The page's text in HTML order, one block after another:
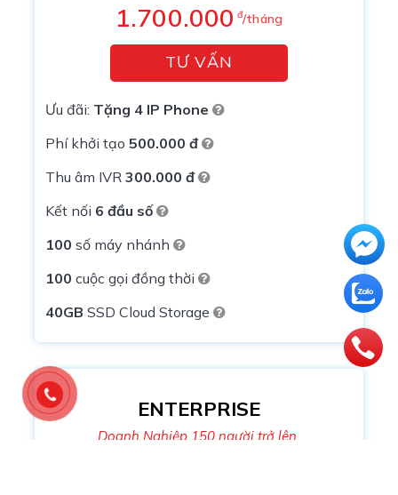
1.700.000đ/tháng
TƯ VẤN
Ưu đãi: Tặng 4 IP Phone
Phí khởi tạo 500.000 đ
Thu âm IVR 300.000 đ
Kết nối 6 đầu số
100 số máy nhánh
100 cuộc gọi đồng thời
40GB SSD Cloud Storage
ENTERPRISE
Doanh Nghiệp 150 người trở lên